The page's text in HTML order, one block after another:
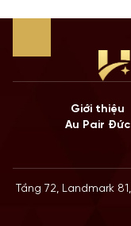
Giới thiệu
Au Pair Đức
Tầng 72, Landmark